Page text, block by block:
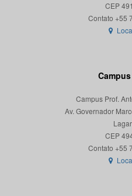
CEP
Campus Prof.
Av. Governador
CEP